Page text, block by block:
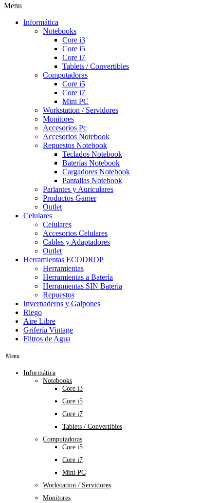
Menu
Informática
Notebooks
Core i3
Core i5
Core i7
Tablets / Convertibles
Computadoras
Core i5
Core i7
Mini PC
Workstation / Servidores
Monitores
Accesorios Pc
Accesorios Notebook
Repuestos Notebook
Teclados Notebook
Baterías Notebook
Cargadores Notebook
Pantallas Notebook
Parlantes y Auriculares
Productos Gamer
Outlet
Celulares
Celulares
Accesorios Celulares
Cables y Adaptadores
Outlet
Herramientas ECODROP
Herramientas
Herramientas a Batería
Herramientas SIN Batería
Repuestos
Invernaderos y Galpones
Riego
Aire Libre
Grifería Vintage
Filtros de Agua
Menu
Informática
Notebooks
Core i3
Core i5
Core i7
Tablets / Convertibles
Computadoras
Core i5
Core i7
Mini PC
Workstation / Servidores
Monitores